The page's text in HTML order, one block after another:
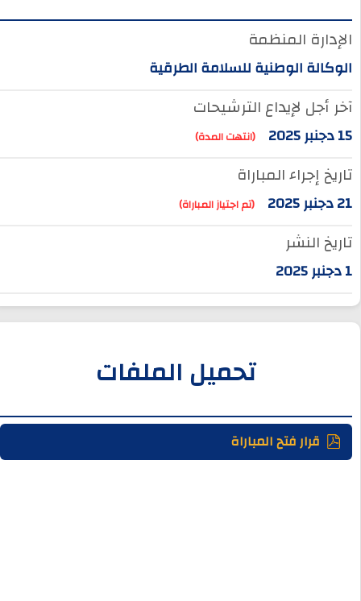
الإدارة المنظمة
الوكالة الوطنية للسلامة الطرقية
آخر أجل لإيداع الترشيحات
15 دجنبر 2025 (انتهت المدة)
تاريخ إجراء المباراة
21 دجنبر 2025 (تم اجتياز المباراة)
تاريخ النشر
تحميل الملفات
قرار فتح المباراة